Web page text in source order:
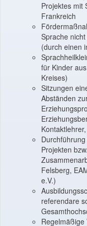
Projektes mit
Frankreich
Sprache
(durch einen
für Kinder
Kreises)
Sitzungen
Abständen
Projekten
Felsberg,
e.V.)
referendare
Regelmäßige